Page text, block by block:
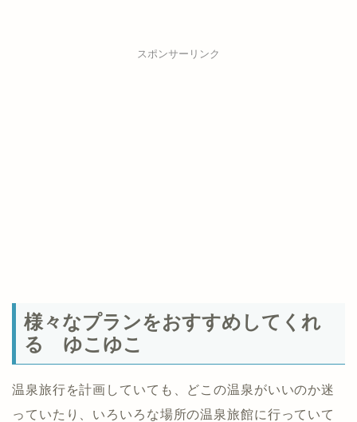
スポンサーリンク
様々なプランをおすすめしてくれ
る ゆこゆこ
温泉旅行を計画していても、どこの温泉がいいのか迷
っていたり、いろいろな場所の温泉旅館に行っていて